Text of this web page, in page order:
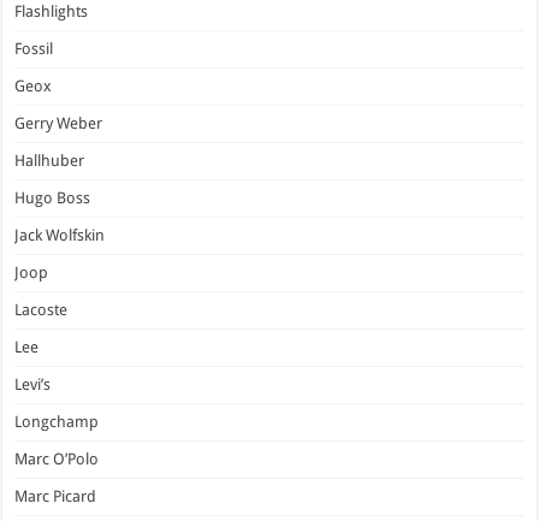
Flashlights
Fossil
Geox
Gerry Weber
Hallhuber
Hugo Boss
Jack Wolfskin
Joop
Lacoste
Lee
Levi’s
Longchamp
Marc O’Polo
Marc Picard